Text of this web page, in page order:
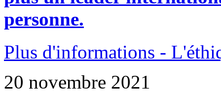
personne.
Plus d'informations -
20 novembre 2021